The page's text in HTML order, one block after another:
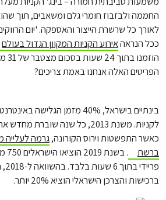
החממה ולבזבוז חומרי גלם ומשאבים, תוך
ככל הנראהאירוע הקניות המקוון הגדול בעולם
הפריטים האלה אנחנו באמת צריכים?
בינתיים בישראל, 40% מזמן
לקניות. משנת 2013, כל שנה
כאשר התפשטות וירוס הקורונה,גרמה לעלייה
ברשת
.
ברכישות והצרכן הישראלי הוציא 20% יותר.